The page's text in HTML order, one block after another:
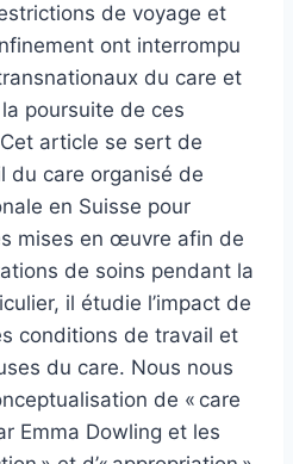
de voyage et
ont interrompu
du care et
poursuite de ces
article se sert de
du care organisé de
en Suisse pour
mises en œuvre afin de
de soins pendant la
il étudie l’impact de
conditions de travail et
du care. Nous nous
de « care
Emma Dowling et les